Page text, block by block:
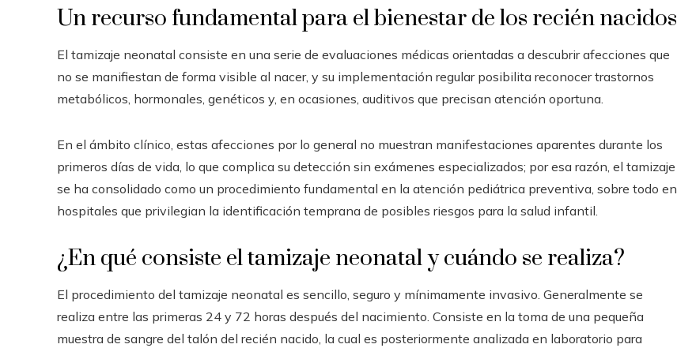
Un recurso fundamental para el bienestar de los recién nacidos
El tamizaje neonatal consiste en una serie de evaluaciones médicas orientadas a descubrir afecciones que
no se manifiestan de forma visible al nacer, y su implementación regular posibilita reconocer trastornos
metabólicos, hormonales, genéticos y, en ocasiones, auditivos que precisan atención oportuna.
En el ámbito clínico, estas afecciones por lo general no muestran manifestaciones aparentes durante los
primeros días de vida, lo que complica su detección sin exámenes especializados; por esa razón, el tamizaje
se ha consolidado como un procedimiento fundamental en la atención pediátrica preventiva, sobre todo en
hospitales que privilegian la identificación temprana de posibles riesgos para la salud infantil.
¿En qué consiste el tamizaje neonatal y cuándo se realiza?
El procedimiento del tamizaje neonatal es sencillo, seguro y mínimamente invasivo. Generalmente se
realiza entre las primeras 24 y 72 horas después del nacimiento. Consiste en la toma de una pequeña
muestra de sangre del talón del recién nacido, la cual es posteriormente analizada en laboratorio para